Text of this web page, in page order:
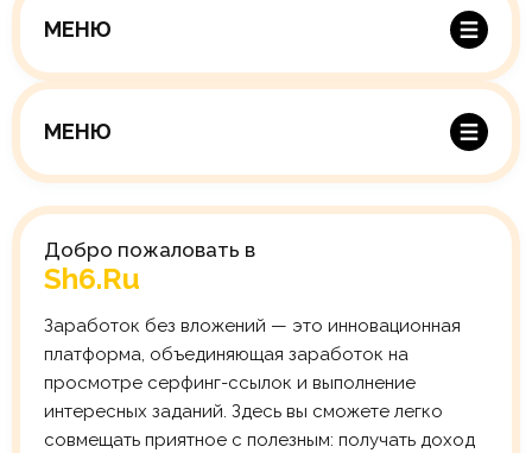
МЕНЮ
home Главная
info О проекте
contacts Контакты
Правила
МЕНЮ
Добро пожаловать в
Sh6.ru
Заработок без вложений — это инновационная
платформа, объединяющая заработок на
просмотре серфинг-ссылок и выполнение
интересных заданий. Здесь вы сможете легко
совмещать приятное с полезным: получать доход